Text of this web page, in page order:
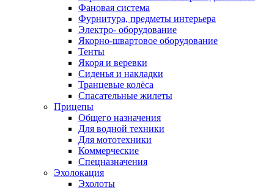
Фановая система
Фурнитура, предметы интерьера
Электро- оборудование
Якорно-швартовое оборудование
Тенты
Якоря и веревки
Сиденья и накладки
Транцевые колёса
Спасательные жилеты
Прицепы
Общего назначения
Для водной техники
Для мототехники
Коммерческие
Спецназначения
Эхолокация
Эхолоты